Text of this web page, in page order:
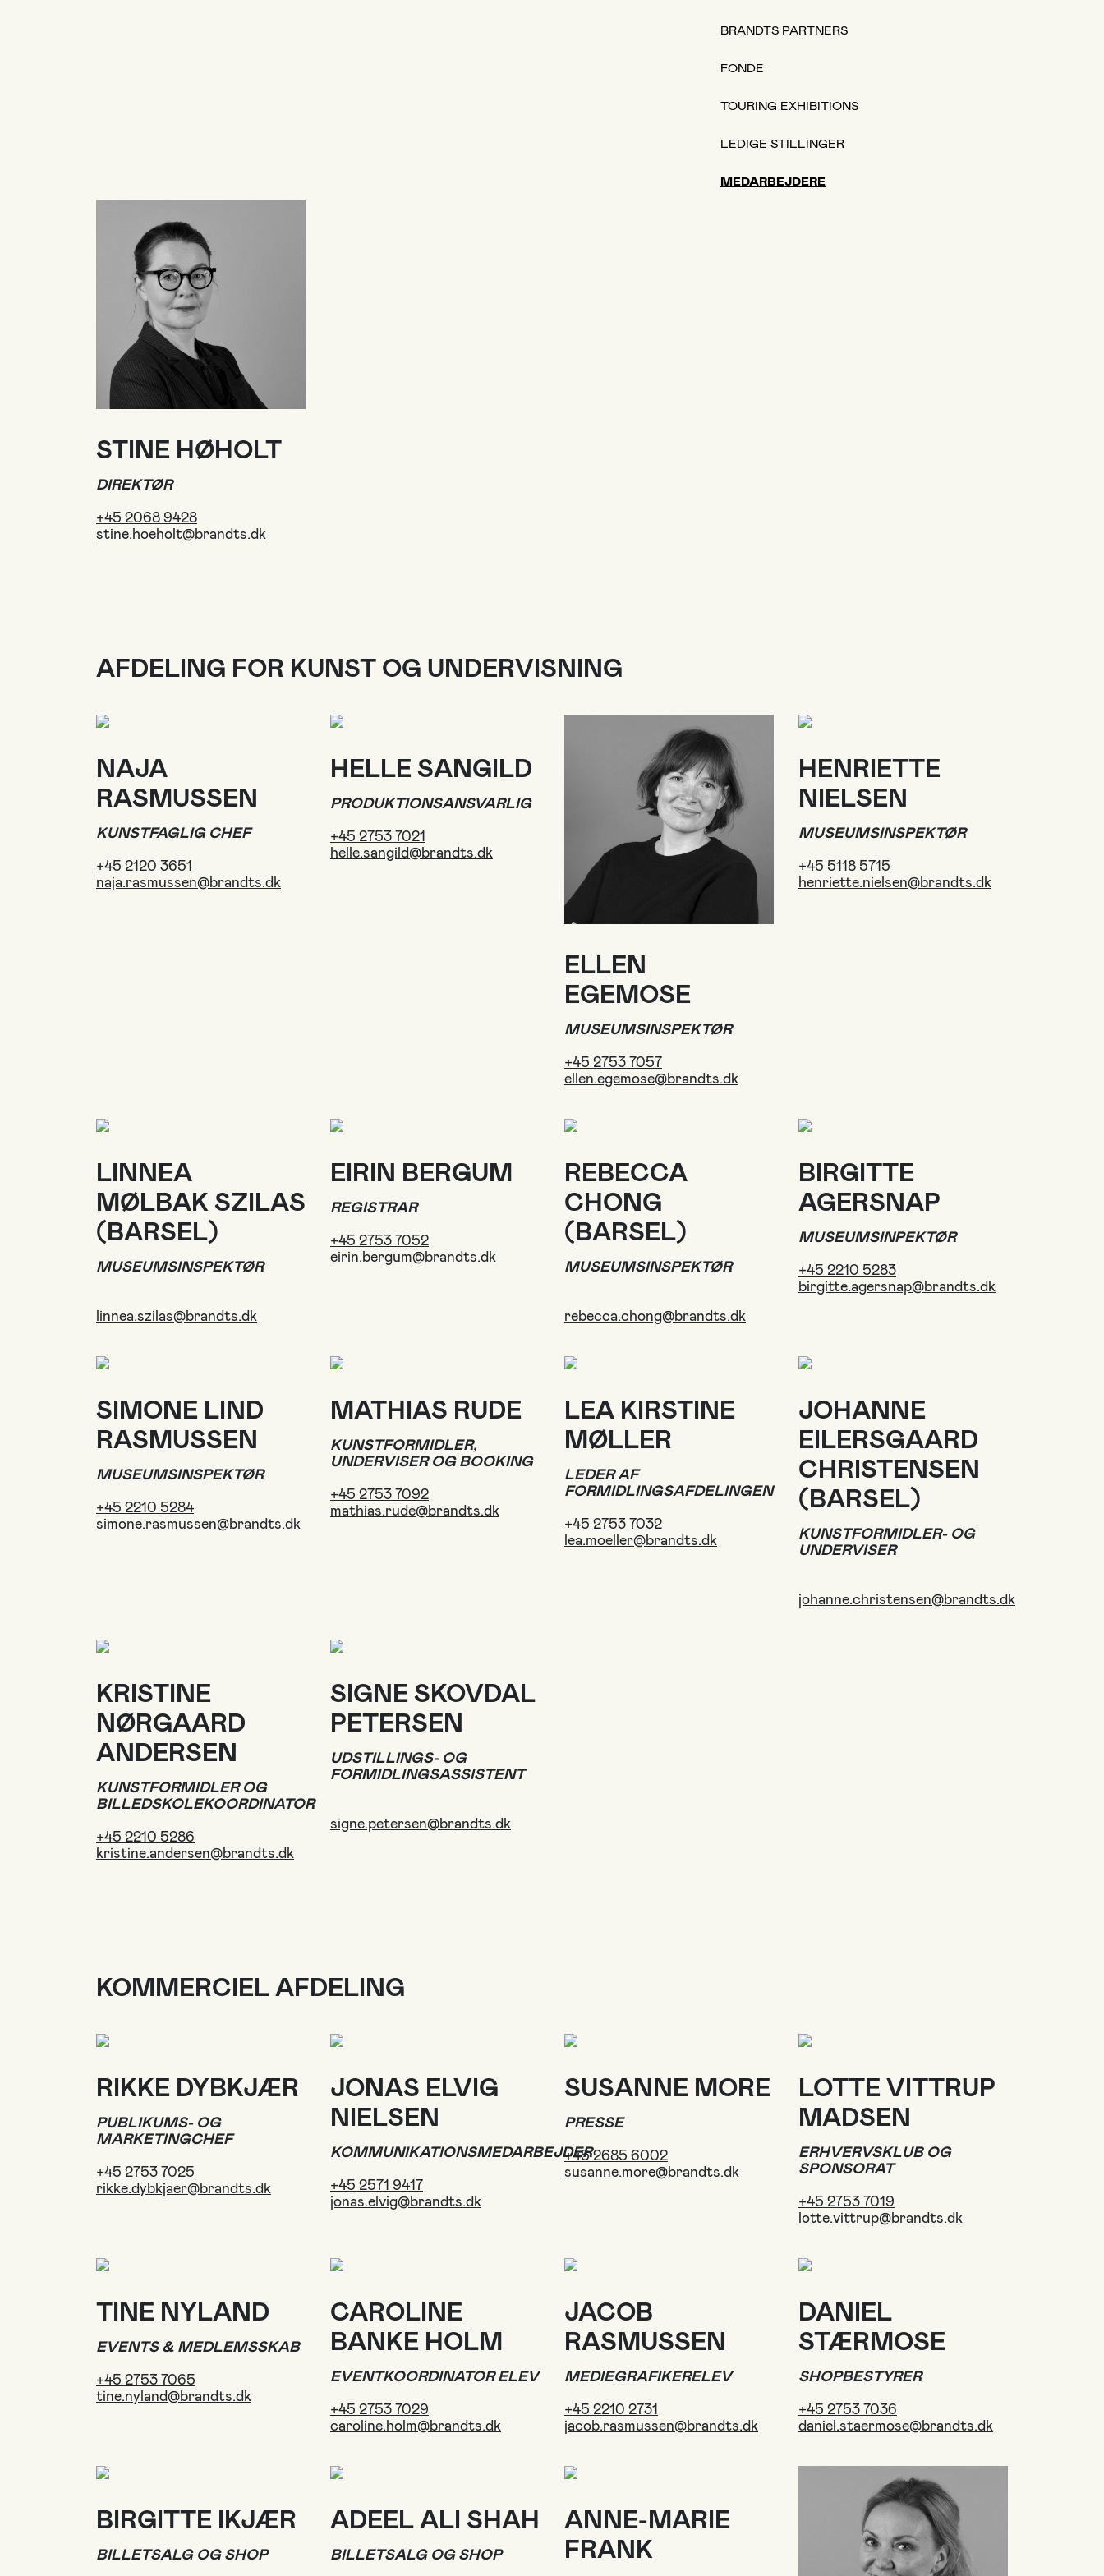
BRANDTS PARTNERS
FONDE
TOURING EXHIBITIONS
LEDIGE STILLINGER
MEDARBEJDERE
STINE HØHOLT
DIREKTØR
+45 2068 9428
stine.hoeholt@brandts.dk
AFDELING FOR KUNST OG UNDERVISNING
NAJA
RASMUSSEN
KUNSTFAGLIG CHEF
+45 2120 3651
naja.rasmussen@brandts.dk
HELLE SANGILD
PRODUKTIONSANSVARLIG
+45 2753 7021
helle.sangild@brandts.dk
ELLEN
EGEMOSE
MUSEUMSINSPEKTØR
+45 2753 7057
ellen.egemose@brandts.dk
HENRIETTE
NIELSEN
MUSEUMSINSPEKTØR
+45 5118 5715
henriette.nielsen@brandts.dk
LINNEA
MØLBAK SZILAS
(BARSEL)
MUSEUMSINSPEKTØR
linnea.szilas@brandts.dk
EIRIN BERGUM
REGISTRAR
+45 2753 7052
eirin.bergum@brandts.dk
REBECCA
CHONG
(BARSEL)
MUSEUMSINSPEKTØR
rebecca.chong@brandts.dk
BIRGITTE
AGERSNAP
MUSEUMSINPEKTØR
+45 2210 5283
birgitte.agersnap@brandts.dk
SIMONE LIND
RASMUSSEN
MUSEUMSINSPEKTØR
+45 2210 5284
simone.rasmussen@brandts.dk
MATHIAS RUDE
KUNSTFORMIDLER,
UNDERVISER OG BOOKING
+45 2753 7092
mathias.rude@brandts.dk
LEA KIRSTINE
MØLLER
LEDER AF
FORMIDLINGSAFDELINGEN
+45 2753 7032
lea.moeller@brandts.dk
JOHANNE
EILERSGAARD
CHRISTENSEN
(BARSEL)
KUNSTFORMIDLER- OG
UNDERVISER
johanne.christensen@brandts.dk
KRISTINE
NØRGAARD
ANDERSEN
KUNSTFORMIDLER OG
BILLEDSKOLEKOORDINATOR
+45 2210 5286
kristine.andersen@brandts.dk
SIGNE SKOVDAL
PETERSEN
UDSTILLINGS- OG
FORMIDLINGSASSISTENT
signe.petersen@brandts.dk
KOMMERCIEL AFDELING
RIKKE DYBKJÆR
PUBLIKUMS- OG
MARKETINGCHEF
+45 2753 7025
rikke.dybkjaer@brandts.dk
JONAS ELVIG
NIELSEN
KOMMUNIKATIONSMEDARBEJDER
+45 2571 9417
jonas.elvig@brandts.dk
SUSANNE MORE
PRESSE
+45 2685 6002
susanne.more@brandts.dk
LOTTE VITTRUP
MADSEN
ERHVERVSKLUB OG
SPONSORAT
+45 2753 7019
lotte.vittrup@brandts.dk
TINE NYLAND
EVENTS & MEDLEMSSKAB
+45 2753 7065
tine.nyland@brandts.dk
CAROLINE
BANKE HOLM
EVENTKOORDINATOR ELEV
+45 2753 7029
caroline.holm@brandts.dk
JACOB
RASMUSSEN
MEDIEGRAFIKERELEV
+45 2210 2731
jacob.rasmussen@brandts.dk
DANIEL
STÆRMOSE
SHOPBESTYRER
+45 2753 7036
daniel.staermose@brandts.dk
BIRGITTE IKJÆR
BILLETSALG OG SHOP
ADEEL ALI SHAH
BILLETSALG OG SHOP
ANNE-MARIE
FRANK